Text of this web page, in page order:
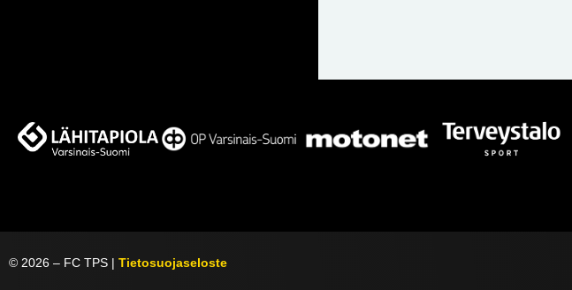
© 2026 – FC TPS | Tietosuojaseloste